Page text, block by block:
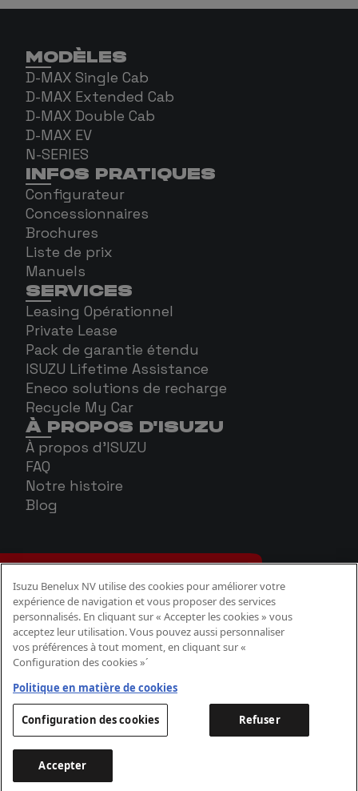
MODÈLES
D-MAX Single Cab
D-MAX Extended Cab
D-MAX Double Cab
D-MAX EV
N-SERIES
INFOS PRATIQUES
Configurateur
Concessionnaires
Brochures
Liste de prix
Manuels
SERVICES
Leasing Opérationnel
Private Lease
Pack de garantie étendu
ISUZU Lifetime Assistance
Eneco solutions de recharge
Recycle My Car
À PROPOS D'ISUZU
À propos d'ISUZU
FAQ
Notre histoire
Blog
Politique CookiesPolitique confidentialité
Aspects légaux
Isuzu Benelux NV utilise des cookies pour améliorer votre
expérience de navigation et vous proposer des services
personnalisés. En cliquant sur « Accepter les cookies » vous
acceptez leur utilisation. Vous pouvez aussi personnaliser
vos préférences à tout moment, en cliquant sur «
Configuration des cookies »´
Politique en matière de cookies
Configuration des cookies Refuser
Accepter